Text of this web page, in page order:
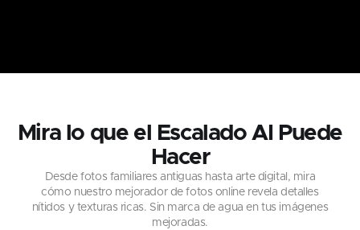
Mira lo que el Escalado AI Puede
Hacer
Desde fotos familiares antiguas hasta arte digital, mira
cómo nuestro mejorador de fotos online revela detalles
nítidos y texturas ricas. Sin marca de agua en tus imágenes
mejoradas.